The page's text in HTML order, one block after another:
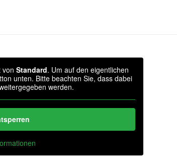
vonStandard. Um auf den eigentlichen
unten. Bitte beachten Sie, dass dabei
werden.